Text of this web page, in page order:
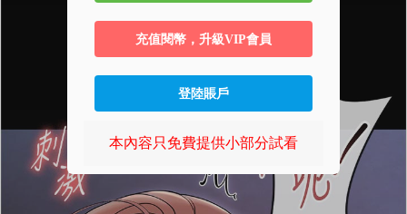
充值閱幣，升級VIP會員
登陸賬戶
本內容只免費提供小部分試看